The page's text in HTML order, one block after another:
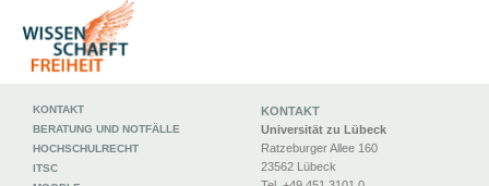
KONTAKT
Universität zu Lübeck
Ratzeburger Allee 160
23562 Lübeck
KONTAKT
BERATUNG UND NOTFÄLLE
HOCHSCHULRECHT
ITSC